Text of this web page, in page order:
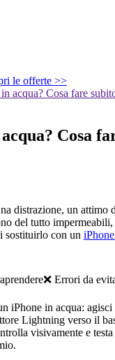
le offerte >>
acqua? Cosa fare
Cosa
distrazione, un attimo
del tutto
sostituirlo con un
❌ Errori da
iPhone in acqua:
Lightning verso il
visivamente e